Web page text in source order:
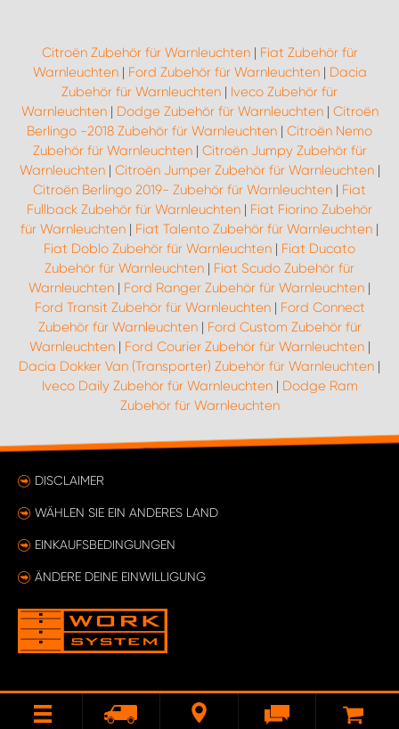
Citroën Zubehör für Warnleuchten| Fiat Zubehör für
Warnleuchten| Ford Zubehör für Warnleuchten| Dacia
Zubehör für Warnleuchten | Iveco Zubehör für
Warnleuchten| Dodge Zubehör für Warnleuchten| Citroën
Berlingo -2018 Zubehör für Warnleuchten | Citroën Nemo
Zubehör für Warnleuchten| Citroën Jumpy Zubehör für
Warnleuchten| Citroën Jumper Zubehör für Warnleuchten|
Citroën Berlingo 2019- Zubehör für Warnleuchten | Fiat
Fullback Zubehör für Warnleuchten | Fiat Fiorino Zubehör
für Warnleuchten | Fiat Talento Zubehör für Warnleuchten |
Fiat Doblo Zubehör für Warnleuchten | Fiat Ducato
Zubehör für Warnleuchten | Fiat Scudo Zubehör für
Warnleuchten | Ford Ranger Zubehör für Warnleuchten |
Ford Transit Zubehör für Warnleuchten| Ford Connect
Zubehör für Warnleuchten| Ford Custom Zubehör für
Warnleuchten| Ford Courier Zubehör für Warnleuchten|
Dacia Dokker Van (Transporter) Zubehör für Warnleuchten |
Iveco Daily Zubehör für Warnleuchten| Dodge Ram
Zubehör für Warnleuchten
DISCLAIMER
WÄHLEN SIE EIN ANDERES LAND
EINKAUFSBEDINGUNGEN
ÄNDERE DEINE EINWILLIGUNG